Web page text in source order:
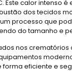
Este calor intenso
dos tecidos
processo que
do tamanho e
nos crematórios
eficiente e